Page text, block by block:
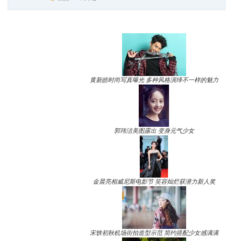
黄新皓时尚写真曝光 多种风格演绎不一样的魅力
郭玮洁美图露出 变身元气少女
金晨亮相威尼斯电影节 笑容灿烂获潜力新人奖
宋轶初秋机场街拍造型示范 简约搭配少女感满满